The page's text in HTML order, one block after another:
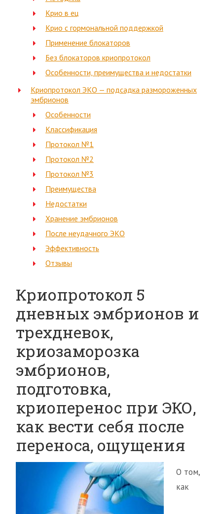
Крио в ец
Крио с гормональной поддержкой
Применение блокаторов
Без блокаторов криопротокол
Особенности, преимущества и недостатки
Криопротокол ЭКО — подсадка размороженных
эмбрионов
Особенности
Классификация
Протокол №1
Протокол №2
Протокол №3
Преимущества
Недостатки
Хранение эмбрионов
После неудачного ЭКО
Эффективность
Отзывы
Криопротокол 5
дневных эмбрионов и
трехдневок,
криозаморозка
эмбрионов,
подготовка,
криоперенос при ЭКО,
как вести себя после
переноса, ощущения
О том,
как